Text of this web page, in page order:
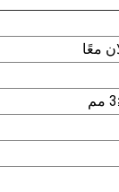
معًا